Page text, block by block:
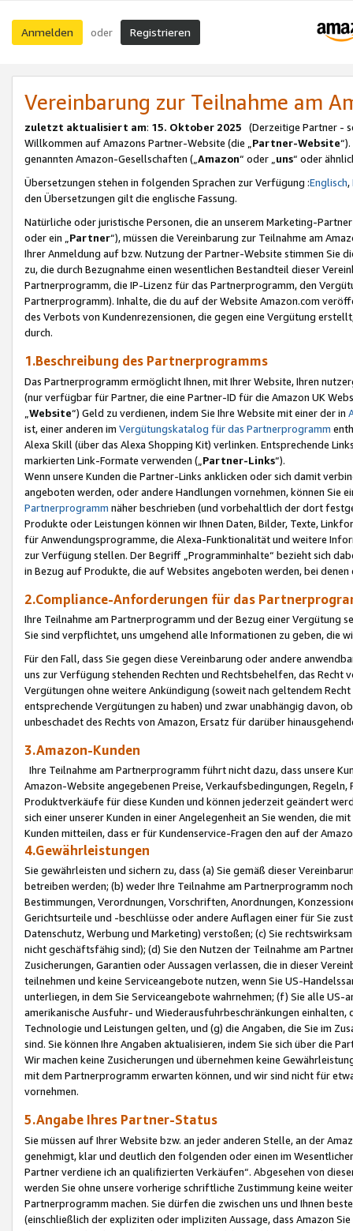
Anmelden oder Registrieren
Vereinbarung zur Teilnahme am
zuletzt aktualisiert am: 15. Oktober 2025 (Derzeitige Partner -
Willkommen auf Amazons Partner-Website (die „Partner-Website
genannten Amazon-Gesellschaften („Amazon“ oder „uns“ oder
Übersetzungen stehen in folgenden Sprachen zur Verfügung :Englisch,
den Übersetzungen gilt die englische Fassung.
Natürliche oder juristische Personen, die an unserem Marketing-
oder ein „Partner“), müssen die Vereinbarung zur Teilnahme am
Ihrer Anmeldung auf bzw. Nutzung der Partner-Website stimmen Sie
zu, die durch Bezugnahme einen wesentlichen Bestandteil dieser
Partnerprogramm, die IP-Lizenz für das Partnerprogramm, den
Partnerprogramm). Inhalte, die du auf der Website Amazon.com
des Verbots von Kundenrezensionen, die gegen eine Vergütung
durch.
1.Beschreibung des Partnerprogramms
Das Partnerprogramm ermöglicht Ihnen, mit Ihrer Website, Ihren
(nur verfügbar für Partner, die eine Partner-ID für die Amazon UK
Website“) Geld zu verdienen, indem Sie Ihre Website mit einer der in
ist, einer anderen im Vergütungskatalog für das Partnerprogramm
Alexa Skill (über das Alexa Shopping Kit) verlinken. Entsprechende
markierten Link-Formate verwenden („ Partner-Links“).
Wenn unsere Kunden die Partner-Links anklicken oder sich damit
angeboten werden, oder andere Handlungen vornehmen, können Sie
Partnerprogramm näher beschrieben (und vorbehaltlich der dort
Produkte oder Leistungen können wir Ihnen Daten, Bilder, Texte,
für Anwendungsprogramme, die Alexa-Funktionalität und weitere
zur Verfügung stellen. Der Begriff „Programminhalte“ bezieht sich
in Bezug auf Produkte, die auf Websites angeboten werden, bei
2.Compliance-Anforderungen für das
Ihre Teilnahme am Partnerprogramm und der Bezug einer Vergütung
Sie sind verpflichtet, uns umgehend alle Informationen zu geben, die
Für den Fall, dass Sie gegen diese Vereinbarung oder andere
uns zur Verfügung stehenden Rechten und Rechtsbehelfen, das
Vergütungen ohne weitere Ankündigung (soweit nach geltendem
entsprechende Vergütungen zu haben) und zwar unabhängig davon,
unbeschadet des Rechts von Amazon, Ersatz für darüber
3.Amazon-Kunden
Ihre Teilnahme am Partnerprogramm führt nicht dazu, dass unsere
Amazon-Website angegebenen Preise, Verkaufsbedingungen,
Produktverkäufe für diese Kunden und können jederzeit geändert
sich einer unserer Kunden in einer Angelegenheit an Sie wenden, die
Kunden mitteilen, dass er für Kundenservice-Fragen den auf der
4.Gewährleistungen
Sie gewährleisten und sichern zu, dass (a) Sie gemäß dieser
betreiben werden; (b) weder Ihre Teilnahme am Partnerprogramm
Bestimmungen, Verordnungen, Vorschriften, Anordnungen,
Gerichtsurteile und -beschlüsse oder andere Auflagen einer für Sie
Datenschutz, Werbung und Marketing) verstoßen; (c) Sie
nicht geschäftsfähig sind); (d) Sie den Nutzen der Teilnahme am
Zusicherungen, Garantien oder Aussagen verlassen, die in dieser
teilnehmen und keine Serviceangebote nutzen, wenn Sie US-
unterliegen, in dem Sie Serviceangebote wahrnehmen; (f) Sie alle
amerikanische Ausfuhr- und Wiederausfuhrbeschränkungen
Technologie und Leistungen gelten, und (g) die Angaben, die Sie im
sind. Sie können Ihre Angaben aktualisieren, indem Sie sich über die
Wir machen keine Zusicherungen und übernehmen keine
mit dem Partnerprogramm erwarten können, und wir sind nicht für
vornehmen.
5.Angabe Ihres Partner-Status
Sie müssen auf Ihrer Website bzw. an jeder anderen Stelle, an der
genehmigt, klar und deutlich den folgenden oder einen im
Partner verdiene ich an qualifizierten Verkäufen“. Abgesehen von
werden Sie ohne unsere vorherige schriftliche Zustimmung keine
Partnerprogramm machen. Sie dürfen die zwischen uns und Ihnen
(einschließlich der expliziten oder impliziten Aussage, dass Amazon